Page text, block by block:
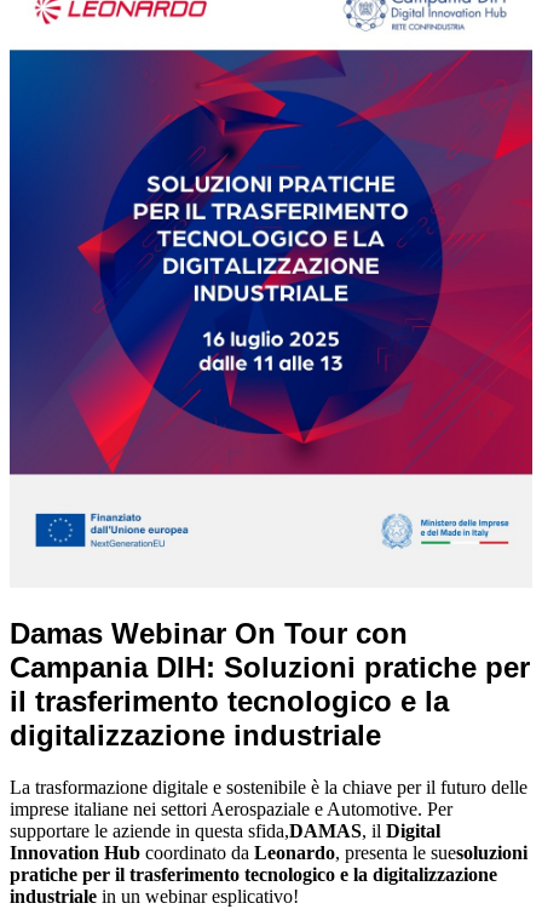
Damas Webinar On Tour con
Campania DIH: Soluzioni pratiche per
il trasferimento tecnologico e la
digitalizzazione industriale
La trasformazione digitale e sostenibile è la chiave per il futuro delle
imprese italiane nei settori Aerospaziale e Automotive. Per
supportare le aziende in questa sfida,DAMAS, il Digital
Innovation Hub coordinato da Leonardo, presenta le suesoluzioni
pratiche per il trasferimento tecnologico e la digitalizzazione
industriale in un webinar esplicativo!